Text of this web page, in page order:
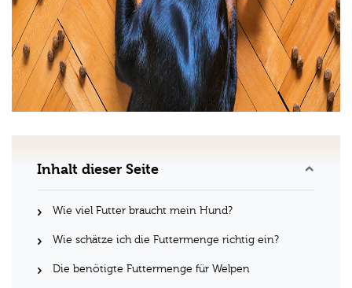
Inhalt dieser Seite
Wie viel Futter braucht mein Hund?
Wie schätze ich die Futtermenge richtig ein?
Die benötigte Futtermenge für Welpen